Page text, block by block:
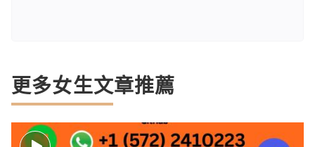
更多女生文章推薦